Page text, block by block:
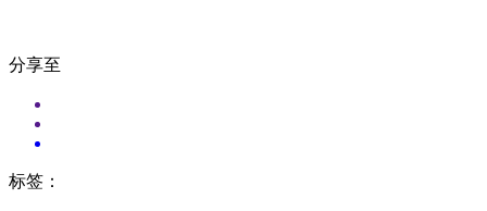
分享至
标签：